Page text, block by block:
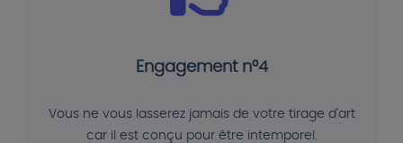
Engagement n°4
Vous ne vous lasserez jamais de votre tirage d'art
car il est conçu pour être intemporel.